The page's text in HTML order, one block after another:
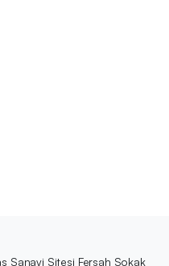
Sanayi Sitesi Fersah Sokak